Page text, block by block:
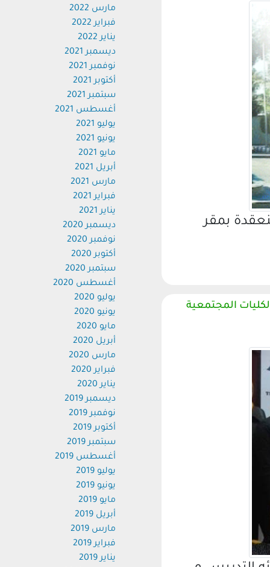
بمقر
المجتمعية
مارس 2022
فبراير 2022
يناير 2022
ديسمبر 2021
نوفمبر 2021
أكتوبر 2021
سبتمبر 2021
أغسطس 2021
يوليو 2021
يونيو 2021
مايو 2021
أبريل 2021
مارس 2021
فبراير 2021
يناير 2021
ديسمبر 2020
نوفمبر 2020
أكتوبر 2020
سبتمبر 2020
أغسطس 2020
يوليو 2020
يونيو 2020
مايو 2020
أبريل 2020
مارس 2020
فبراير 2020
يناير 2020
ديسمبر 2019
نوفمبر 2019
أكتوبر 2019
سبتمبر 2019
أغسطس 2019
يوليو 2019
يونيو 2019
مايو 2019
أبريل 2019
مارس 2019
فبراير 2019
يناير 2019